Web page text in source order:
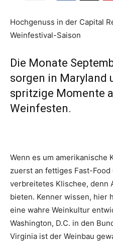
Hochgenuss in der Capital
Weinfestival-Saison
Die Monate
sorgen in Maryland
spritzige Momente
Weinfesten.
Wenn es um amerikanische
zuerst an fettiges Fast-
verbreitetes Klischee, denn
bieten. Kenner wissen, hier
eine wahre Weinkultur
Washington, D.C. in den
Virginia ist der Weinbau